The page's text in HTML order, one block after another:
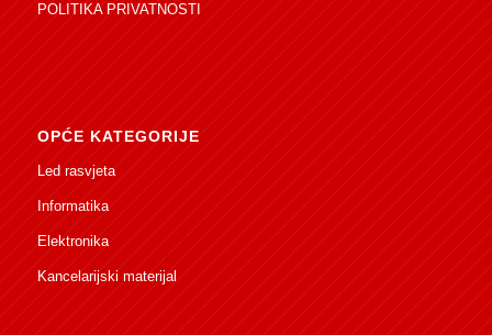
POLITIKA PRIVATNOSTI
OPĆE KATEGORIJE
Led rasvjeta
Informatika
Elektronika
Kancelarijski materijal